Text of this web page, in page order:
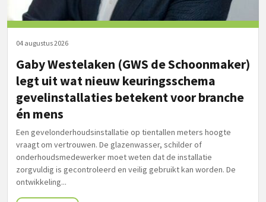
04 augustus 2026
Gaby Westelaken (GWS de Schoonmaker)
legt uit wat nieuw keuringsschema
gevelinstallaties betekent voor branche
én mens
Een gevelonderhoudsinstallatie op tientallen meters hoogte
vraagt om vertrouwen. De glazenwasser, schilder of
onderhoudsmedewerker moet weten dat de installatie
zorgvuldig is gecontroleerd en veilig gebruikt kan worden. De
ontwikkeling...